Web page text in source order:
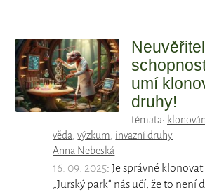
umí
druhy!
témata:
věda,výzkum, invazní druhy
Anna Nebeská
16. 09. 2025: Je správné
„Jurský park“ nás učí, že to není